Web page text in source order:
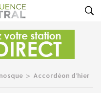
> Accordéon d'hier